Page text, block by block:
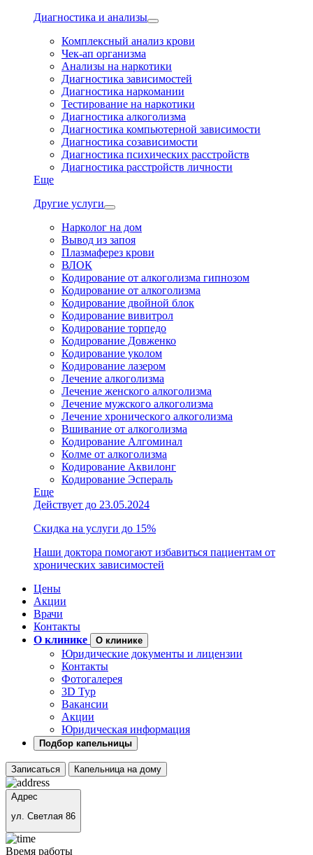
Диагностика и анализы
Комплексный анализ крови
Чек-ап организма
Анализы на наркотики
Диагностика зависимостей
Диагностика наркомании
Тестирование на наркотики
Диагностика алкоголизма
Диагностика компьютерной зависимости
Диагностика созависимости
Диагностика психических расстройств
Диагностика расстройств личности
Еще
Другие услуги
Нарколог на дом
Вывод из запоя
Плазмаферез крови
ВЛОК
Кодирование от алкоголизма гипнозом
Кодирование от алкоголизма
Кодирование двойной блок
Кодирование вивитрол
Кодирование торпедо
Кодирование Довженко
Кодирование уколом
Кодирование лазером
Лечение алкоголизма
Лечение женского алкоголизма
Лечение мужского алкоголизма
Лечение хронического алкоголизма
Вшивание от алкоголизма
Кодирование Алгоминал
Колме от алкоголизма
Кодирование Аквилонг
Кодирование Эспераль
Еще
Действует до 23.05.2024
Скидка на услуги до 15%
Наши доктора помогают избавиться пациентам от
хронических зависимостей
Цены
Акции
Врачи
Контакты
О клинике
О клинике
Юридические документы и лицензии
Контакты
Фотогалерея
3D Тур
Вакансии
Акции
Юридическая информация
Подбор капельницы
Записаться Капельница на дому
Адрес
ул. Светлая 86
Время работы